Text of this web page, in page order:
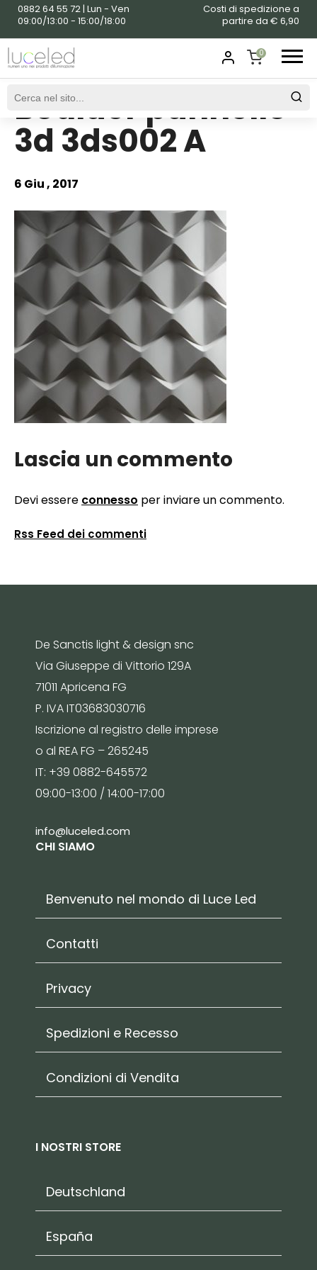
0882 64 55 72 | Lun - Ven
09:00/13:00 - 15:00/18:00
Costi di spedizione a
partire da € 6,90
0
SHOPPING
CART
Boulder pannello
3d 3ds002 A
6 Giu , 2017
Lascia un commento
Devi essere connesso per inviare un commento.
Rss Feed dei commenti
De Sanctis light & design snc
Via Giuseppe di Vittorio 129A
71011 Apricena FG
P. IVA IT03683030716
Iscrizione al registro delle imprese
o al REA FG – 265245
IT: +39 0882-645572
09:00-13:00 / 14:00-17:00
info@luceled.com
CHI SIAMO
Benvenuto nel mondo di Luce Led
Contatti
Privacy
Spedizioni e Recesso
Condizioni di Vendita
I NOSTRI STORE
Deutschland
España